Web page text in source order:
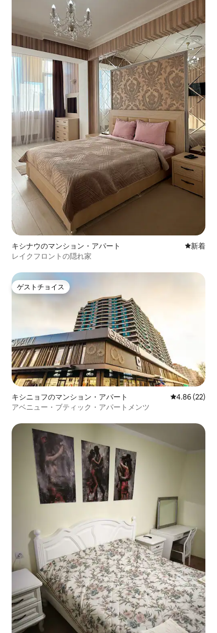
キシナウのマンション・アパート 新しい宿
新着
レイクフロントの隠れ家
ゲストチョイス
ゲストチョイス
キシニョフのマンション・アパート レビュー22
4.86 (22)
アベニュー・ブティック・アパートメンツ